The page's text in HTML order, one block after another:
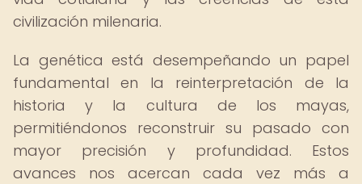
civilización milenaria.
La genética está desempeñando un papel
fundamental en la reinterpretación de la
historia y la cultura de los mayas,
permitiéndonos reconstruir su pasado con
mayor precisión y profundidad. Estos
avances nos acercan cada vez más a